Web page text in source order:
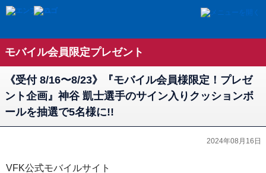
モバイル会員限定プレゼント
《受付 8/16〜8/23》『モバイル会員様限定！プレゼ
ント企画』神谷 凱士選手のサイン入りクッションボ
ールを抽選で5名様に!!
2024年08月16日
VFK公式モバイルサイト